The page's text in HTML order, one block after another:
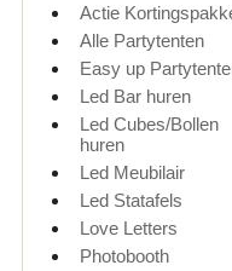
Actie
Alle Partytenten
Easy up
Led Bar huren
Led Cubes/Bollen
huren
Led Meubilair
Led Statafels
Love Letters
Photobooth